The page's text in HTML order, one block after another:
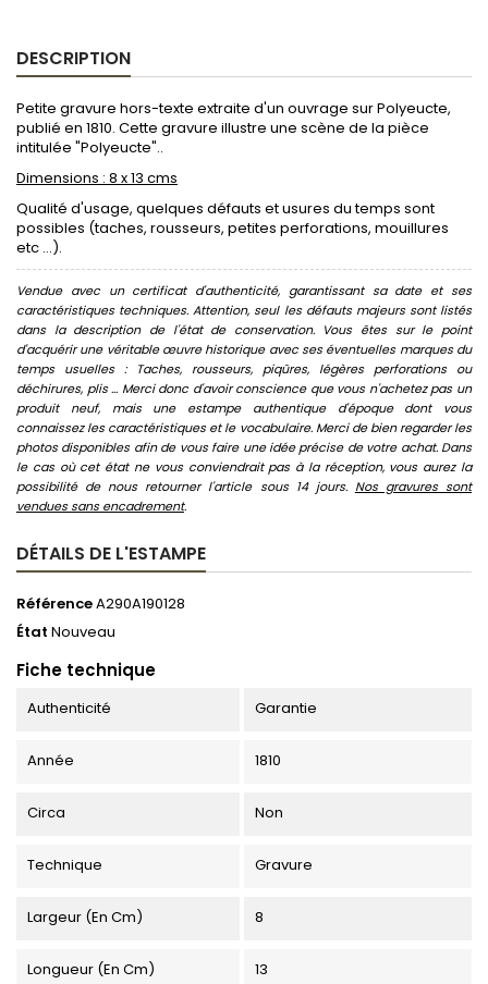
DESCRIPTION
Petite gravure hors-texte extraite d'un ouvrage sur Polyeucte,
publié en 1810. Cette gravure illustre une scène de la pièce
intitulée "Polyeucte"..
Dimensions : 8 x 13 cms
Qualité d'usage, quelques défauts et usures du temps sont
possibles (taches, rousseurs, petites perforations, mouillures
etc ...).
Vendue avec un certificat d'authenticité, garantissant sa date et ses
caractéristiques techniques. Attention, seul les défauts majeurs sont listés
dans la description de l'état de conservation. Vous êtes sur le point
d'acquérir une véritable œuvre historique avec ses éventuelles marques du
temps usuelles : Taches, rousseurs, piqûres, légères perforations ou
déchirures, plis ... Merci donc d'avoir conscience que vous n'achetez pas un
produit neuf, mais une estampe authentique d'époque dont vous
connaissez les caractéristiques et le vocabulaire. Merci de bien regarder les
photos disponibles afin de vous faire une idée précise de votre achat. Dans
le cas où cet état ne vous conviendrait pas à la réception, vous aurez la
possibilité de nous retourner l'article sous 14 jours. Nos gravures sont
vendues sans encadrement.
DÉTAILS DE L'ESTAMPE
RéférenceA290A190128
État Nouveau
Fiche technique
Authenticité Garantie
Année 1810
Circa Non
Technique Gravure
Largeur (en Cm) 8
Longueur (en Cm) 13